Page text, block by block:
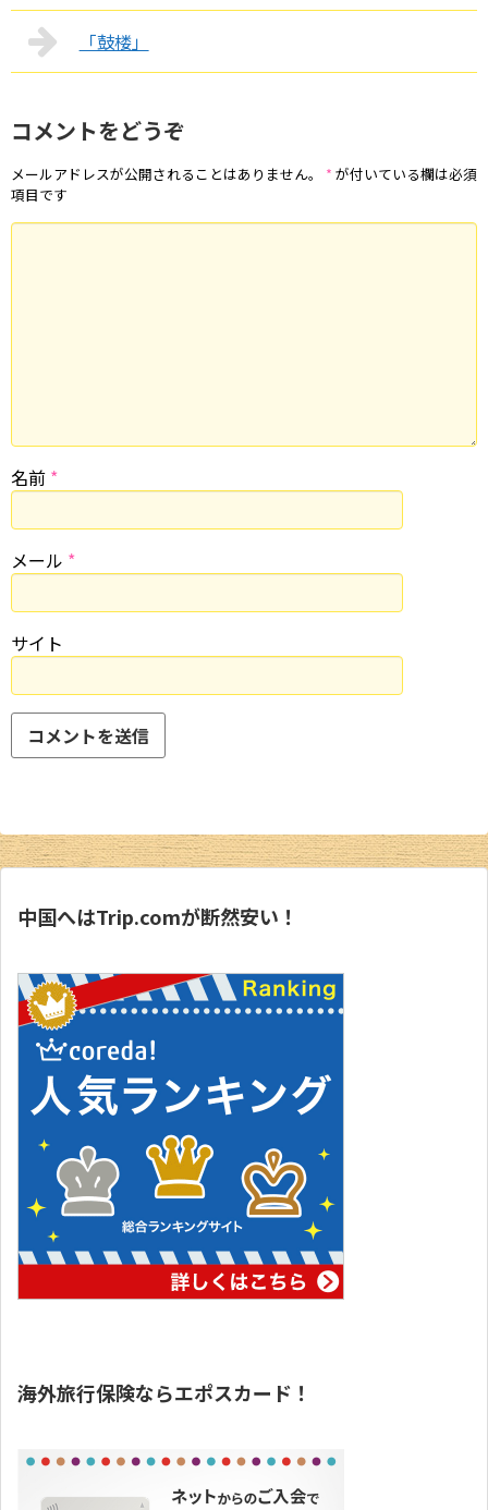
「鼓楼」
コメントをどうぞ
メールアドレスが公開されることはありません。 * が付いている欄は必須
項目です
名前 *
メール *
サイト
中国へはTrip.comが断然安い！
海外旅行保険ならエポスカード！